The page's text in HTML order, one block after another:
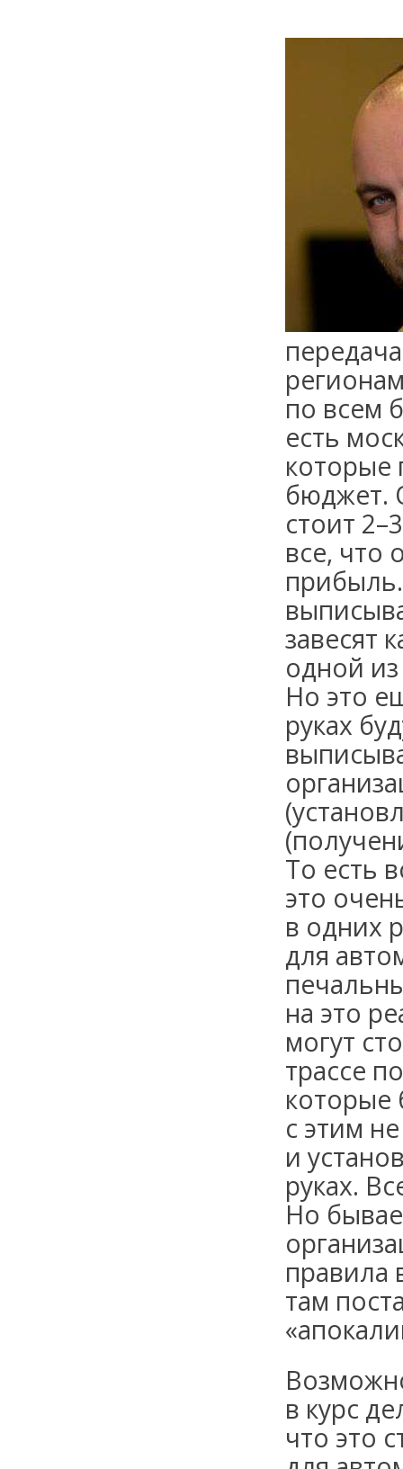
по всем
есть
которые
бюджет.
стоит
все, что
завесят
одной
Но это
руках
То есть
это
в одних
для
на это
могут
трассе
которые
с этим
и
руках.
Но
правила
там
В
в курс
что это